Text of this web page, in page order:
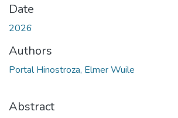
Date
2026
Authors
Portal Hinostroza, Elmer Wuile
Abstract